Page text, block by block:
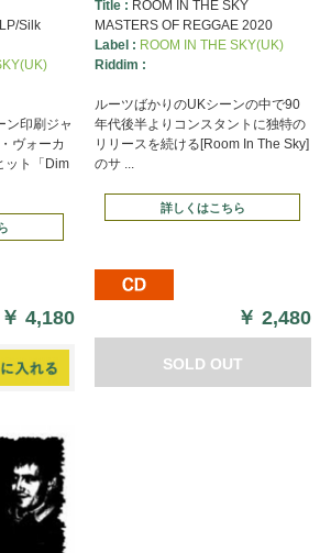
Silk
ン印刷ジャ
ヴォーカ
ット「Dim
￥4,180
Title : ROOM IN THE SKY
MASTERS OF REGGAE 2020
Label : ROOM IN THE SKY(UK)
Riddim :
ルーツばかりのUKシーンの中で90
年代後半よりコンスタントに独特の
リリースを続ける[Room In The Sky]
のサ ...
詳しくはこちら
￥2,480
SOLD OUT